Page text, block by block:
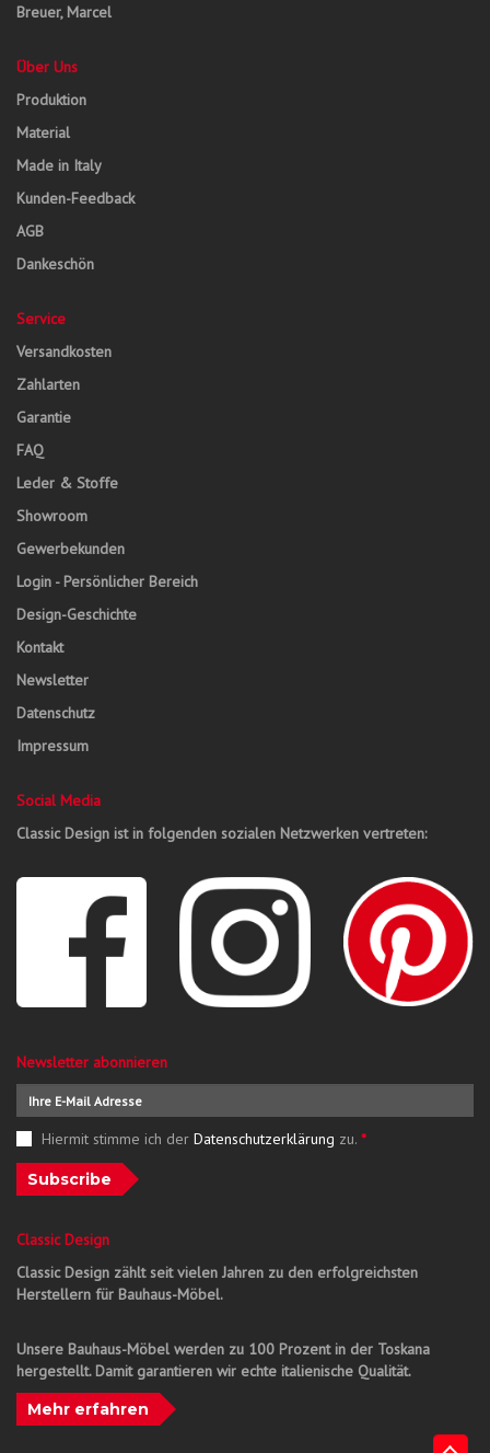
Breuer, Marcel
Über Uns
Produktion
Material
Made in Italy
Kunden-Feedback
AGB
Dankeschön
Service
Versandkosten
Zahlarten
Garantie
FAQ
Leder & Stoffe
Showroom
Gewerbekunden
Login - Persönlicher Bereich
Design-Geschichte
Kontakt
Newsletter
Datenschutz
Impressum
Social Media
Classic Design ist in folgenden sozialen Netzwerken vertreten:
Newsletter abonnieren
Hiermit stimme ich der Datenschutzerklärung zu. *
Subscribe
Classic Design
Classic Design zählt seit vielen Jahren zu den erfolgreichsten
Herstellern für Bauhaus-Möbel.
Unsere Bauhaus-Möbel werden zu 100 Prozent in der Toskana
hergestellt. Damit garantieren wir echte italienische Qualität.
Mehr erfahren